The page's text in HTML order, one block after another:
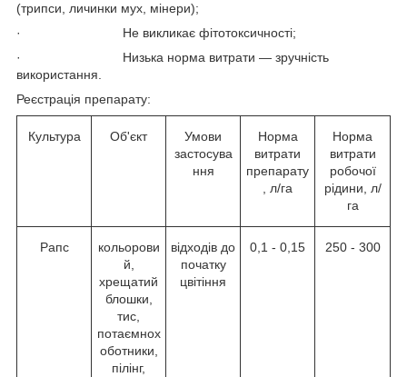
(трипси, личинки мух, мінери);
· Не викликає фітотоксичності;
· Низька норма витрати — зручність
використання.
Реєстрація препарату:
Культура Об'єкт
Умови
застосува
ння
Норма
витрати
препарату
, л/га
Норма
витрати
робочої
рідини, л/
га
Рапс
кольорови
й,
хрещатий
блошки,
тис,
потаємнох
оботники,
пілінг,
відходів до
початку
цвітіння
0,1 - 0,15 250 - 300